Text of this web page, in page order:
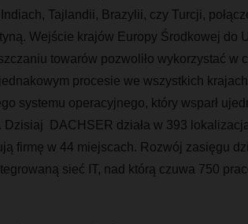
Tajlandii, Brazylii, czy Turcji,
Wejście krajów Europy Środkowej do
towarów pozwoliło wykorzystać w
procesie we wszystkich
systemu operacyjnego, który wsparł
Dzisiaj DACHSER działa w 393
firmę w 44 miejscach. Rozwój zasięgu
sieć IT, nad którą czuwa 750